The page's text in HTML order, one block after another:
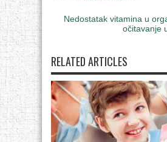
Nedostatak vitamina u
očitavanje
RELATED ARTICLES